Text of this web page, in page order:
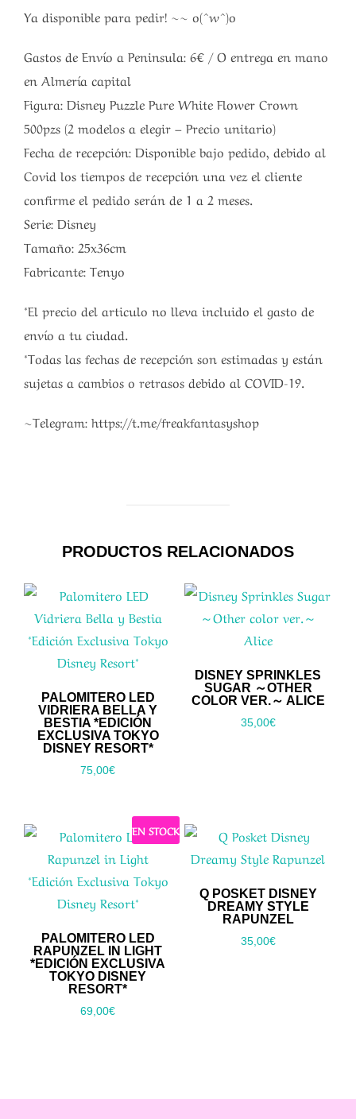
Ya disponible para pedir! ~~ o(^w^)o
Gastos de Envío a Peninsula: 6€ / O entrega en mano
en Almería capital
Figura: Disney Puzzle Pure White Flower Crown
500pzs (2 modelos a elegir – Precio unitario)
Fecha de recepción: Disponible bajo pedido, debido al
Covid los tiempos de recepción una vez el cliente
confirme el pedido serán de 1 a 2 meses.
Serie: Disney
Tamaño: 25x36cm
Fabricante: Tenyo
*El precio del articulo no lleva incluido el gasto de
envío a tu ciudad.
*Todas las fechas de recepción son estimadas y están
sujetas a cambios o retrasos debido al COVID-19.
~Telegram: https://t.me/freakfantasyshop
PRODUCTOS RELACIONADOS
PALOMITERO LED
VIDRIERA BELLA Y
BESTIA *EDICIÓN
EXCLUSIVA TOKYO
DISNEY RESORT*
75,00€
DISNEY SPRINKLES
SUGAR ～OTHER
COLOR VER.～ ALICE
35,00€
EN STOCK
PALOMITERO LED
RAPUNZEL IN LIGHT
*EDICIÓN EXCLUSIVA
TOKYO DISNEY
RESORT*
69,00€
Q POSKET DISNEY
DREAMY STYLE
RAPUNZEL
35,00€